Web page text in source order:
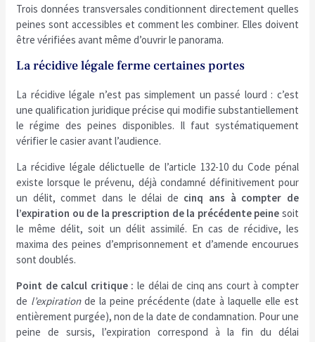
Trois données transversales conditionnent directement quelles
peines sont accessibles et comment les combiner. Elles doivent
être vérifiées avant même d’ouvrir le panorama.
La récidive légale ferme certaines portes
La récidive légale n’est pas simplement un passé lourd : c’est
une qualification juridique précise qui modifie substantiellement
le régime des peines disponibles. Il faut systématiquement
vérifier le casier avant l’audience.
La récidive légale délictuelle de l’article 132-10 du Code pénal
existe lorsque le prévenu, déjà condamné définitivement pour
un délit, commet dans le délai de cinq ans à compter de
l’expiration ou de la prescription de la précédente peine soit
le même délit, soit un délit assimilé. En cas de récidive, les
maxima des peines d’emprisonnement et d’amende encourues
sont doublés.
Point de calcul critique : le délai de cinq ans court à compter
de l’expirationde la peine précédente (date à laquelle elle est
entièrement purgée), non de la date de condamnation. Pour une
peine de sursis, l’expiration correspond à la fin du délai